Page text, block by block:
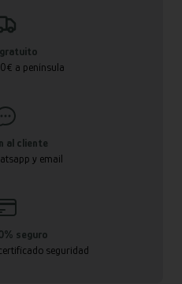
gratuito
a península
al cliente
y email
seguro
seguridad